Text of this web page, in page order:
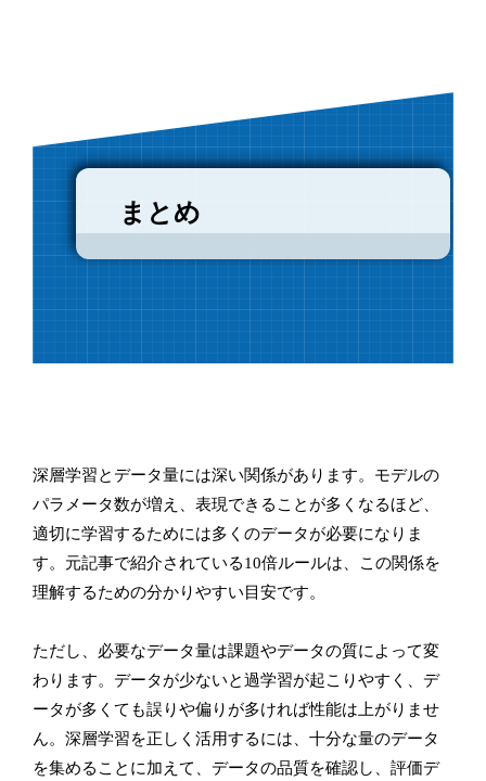
まとめ
深層学習とデータ量には深い関係があります。モデルの
パラメータ数が増え、表現できることが多くなるほど、
適切に学習するためには多くのデータが必要になりま
す。元記事で紹介されている10倍ルールは、この関係を
理解するための分かりやすい目安です。
ただし、必要なデータ量は課題やデータの質によって変
わります。データが少ないと過学習が起こりやすく、デ
ータが多くても誤りや偏りが多ければ性能は上がりませ
ん。深層学習を正しく活用するには、十分な量のデータ
を集めることに加えて、データの品質を確認し、評価デ